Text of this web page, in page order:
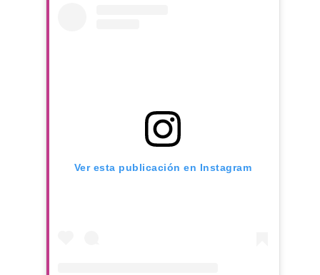
Ver esta publicación en Instagram